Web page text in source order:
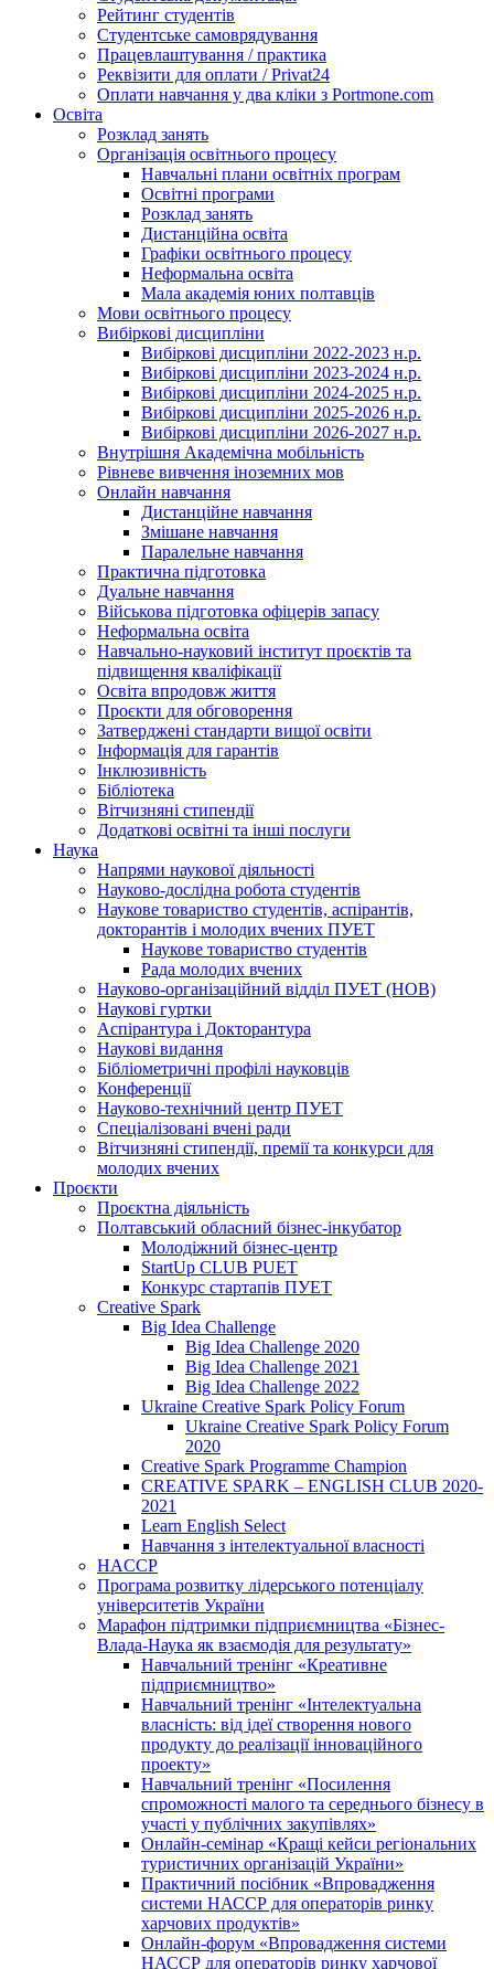
Рейтинг студентів
Студентське самоврядування
Працевлаштування / практика
Реквізити для оплати / Privat24
Оплати навчання у два кліки з Portmone.com
Освіта
Розклад занять
Організація освітнього процесу
Навчальні плани освітніх програм
Освітні програми
Розклад занять
Дистанційна освіта
Графіки освітнього процесу
Неформальна освіта
Мала академія юних полтавців
Мови освітнього процесу
Вибіркові дисципліни
Вибіркові дисципліни 2022-2023 н.р.
Вибіркові дисципліни 2023-2024 н.р.
Вибіркові дисципліни 2024-2025 н.р.
Вибіркові дисципліни 2025-2026 н.р.
Вибіркові дисципліни 2026-2027 н.р.
Внутрішня Академічна мобільність
Рівневе вивчення іноземних мов
Онлайн навчання
Дистанційне навчання
Змішане навчання
Паралельне навчання
Практична підготовка
Дуальне навчання
Військова підготовка офіцерів запасу
Неформальна освіта
Навчально-науковий інститут проєктів та
підвищення кваліфікації
Освіта впродовж життя
Проєкти для обговорення
Затверджені стандарти вищої освіти
Інформація для гарантів
Інклюзивність
Бібліотека
Вітчизняні стипендії
Додаткові освітні та інші послуги
Наука
Напрями наукової діяльності
Науково-дослідна робота студентів
Наукове товариство студентів, аспірантів,
докторантів і молодих вчених ПУЕТ
Наукове товариство студентів
Рада молодих вчених
Науково-організаційний відділ ПУЕТ (НОВ)
Наукові гуртки
Аспірантура і Докторантура
Наукові видання
Бібліометричні профілі науковців
Конференції
Науково-технічний центр ПУЕТ
Спеціалізовані вчені ради
Вітчизняні стипендії, премії та конкурси для
молодих вчених
Проєкти
Проєктна діяльність
Полтавський обласний бізнес-інкубатор
Молодіжний бізнес-центр
StartUp CLUB PUET
Конкурс стартапів ПУЕТ
Creative Spark
Big Idea Challenge
Big Idea Challenge 2020
Big Idea Challenge 2021
Big Idea Challenge 2022
Ukraine Creative Spark Policy Forum
Ukraine Creative Spark Policy Forum
2020
Creative Spark Programme Champion
CREATIVE SPARK – ENGLISH CLUB 2020-
2021
Learn English Select
Навчання з інтелектуальної власності
HACCP
Програма розвитку лідерського потенціалу
університетів України
Марафон підтримки підприємництва «Бізнес-
Влада-Наука як взаємодія для результату»
Навчальний тренінг «Креативне
підприємництво»
Навчальний тренінг «Інтелектуальна
власність: від ідеї створення нового
продукту до реалізації інноваційного
проекту»
Навчальний тренінг «Посилення
спроможності малого та середнього бізнесу в
участі у публічних закупівлях»
Онлайн-семінар «Кращі кейси регіональних
туристичних організацій України»
Практичний посібник «Впровадження
системи НАССР для операторів ринку
харчових продуктів»
Онлайн-форум «Впровадження системи
НАССР для операторів ринку харчової